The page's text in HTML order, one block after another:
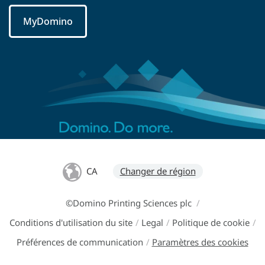
MyDomino
CA Changer de région
©Domino Printing Sciences plc /
Conditions d'utilisation du site / Legal / Politique de cookie /
Préférences de communication / Paramètres des cookies